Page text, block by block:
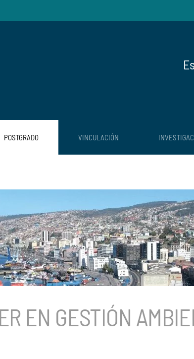
POSTGRADO VINCULACIÓN
EN GESTIÓN